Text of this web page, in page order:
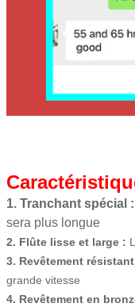
1. Tranchant spécial :
sera plus longue
2. Flûte lisse et large :
3. Revêtement
grande vitesse
4. Revêtement en